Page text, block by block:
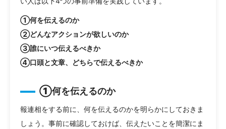
①何を伝えるのか
②どんなアクションが欲しいのか
③誰にいつ伝えるべきか
④口頭と文章、どちらで伝えるべきか
①何を伝えるのか
報連相をする前に、何を伝えるのかを明らかにしておきま
しょう。事前に確認しておけば、伝えたいことを簡潔にま